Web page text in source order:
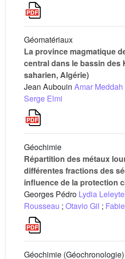
Géomatériaux
La province magmatique
central dans le bassin des
saharien, Algérie)
Jean Aubouin Amar Meddah
Serge Elmi
Géochimie
Répartition des métaux
différentes fractions des
influence de la protection
Georges Pédro Lydia
Rousseau ; Otavio Gil ;
Géochimie (Géochronologie)